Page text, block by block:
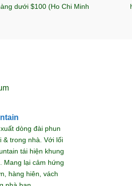
dưới $100 (Ho Chi Minh
dòng đài phun
& trong nhà. Với lối
tái hiện khung
Mang lại cảm hứng
hàng hiên, vách